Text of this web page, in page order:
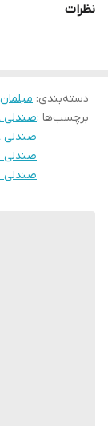
خریدار(شامل
اداری، کافه،
بازه زمانی ارسال کالا 8 روز کاری
توجه: از پذیرش تعداد
نظرات
دسته‌بندی:
برچسب‌ها :صندلی
صندلی
صندلی
صندلی